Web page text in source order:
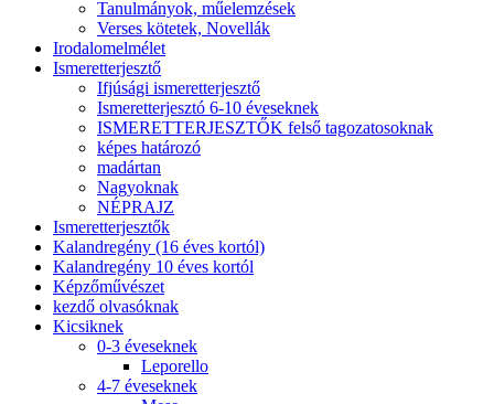
Tanulmányok, műelemzések
Verses kötetek, Novellák
Irodalomelmélet
Ismeretterjesztő
Ifjúsági ismeretterjesztő
Ismeretterjesztó 6-10 éveseknek
ISMERETTERJESZTŐK felső tagozatosoknak
képes határozó
madártan
Nagyoknak
NÉPRAJZ
Ismeretterjesztők
Kalandregény (16 éves kortól)
Kalandregény 10 éves kortól
Képzőművészet
kezdő olvasóknak
Kicsiknek
0-3 éveseknek
Leporello
4-7 éveseknek